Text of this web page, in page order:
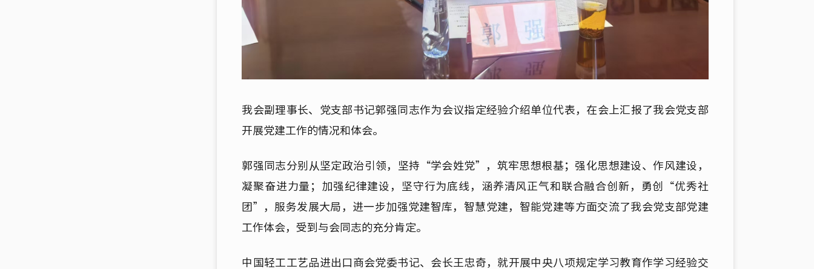
我会副理事长、党支部书记郭强同志作为会议指定经验介绍单位代表，在会上汇报了我会党支部
开展党建工作的情况和体会。
郭强同志分别从坚定政治引领，坚持“学会姓党”，筑牢思想根基；强化思想建设、作风建设，
凝聚奋进力量；加强纪律建设，坚守行为底线，涵养清风正气和联合融合创新，勇创“优秀社
团”，服务发展大局，进一步加强党建智库，智慧党建，智能党建等方面交流了我会党支部党建
工作体会，受到与会同志的充分肯定。
中国轻工工艺品进出口商会党委书记、会长王忠奇，就开展中央八项规定学习教育作学习经验交